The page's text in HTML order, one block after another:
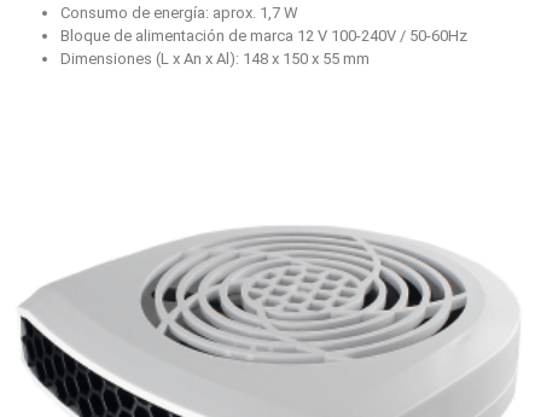
Consumo de energía: aprox. 1,7 W
Bloque de alimentación de marca 12 V 100-240V / 50-60Hz
Dimensiones (L x An x Al): 148 x 150 x 55 mm